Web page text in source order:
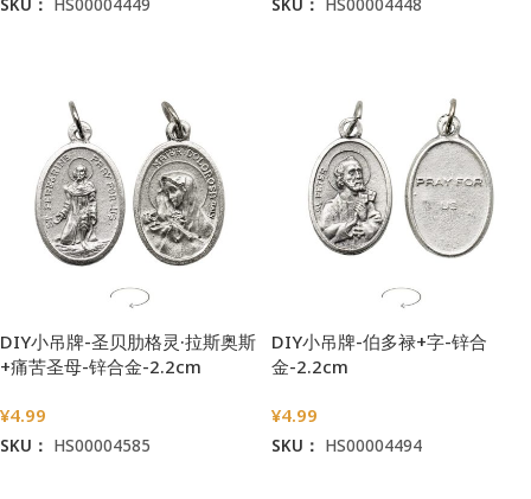
SKU： HS00004449 SKU： HS00004448
DIY小吊牌-圣贝肋格灵·拉斯奥斯
+痛苦圣母-锌合金-2.2cm
¥4.99
SKU： HS00004585
DIY小吊牌-伯多禄+字-锌合
金-2.2cm
¥4.99
SKU： HS00004494